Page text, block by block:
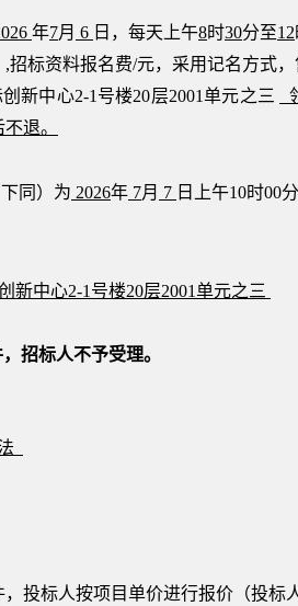
年7月 6 日， 每天上午8时30分至12
,招标资料报名费/元， 采用记名方式，
创新中心2-1号楼20层2001单元之三
退。
同）为 2026年 7月 7 日 上午10时00分
新中心2-1号楼20层2001单元之三
招标人不予受理。
，投标人按项目单价进行报价（投标